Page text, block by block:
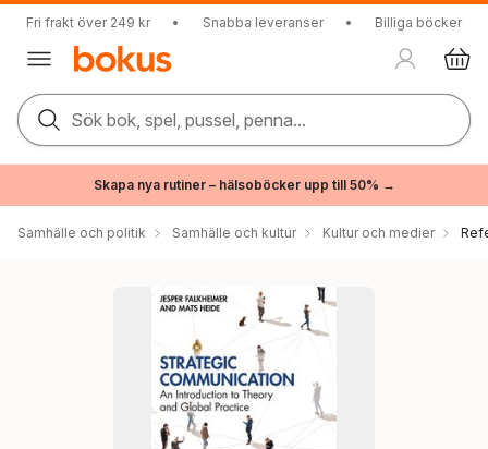
Fri frakt över 249 kr • Snabba leveranser • Billiga böcker
Sök bok, spel, pussel, penna...
Skapa nya rutiner – hälsoböcker upp till 50% →
Samhälle och politik Samhälle och kultur Kultur och medier